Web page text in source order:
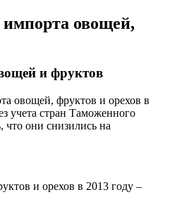
импорта овощей,
и фруктов
овощей, фруктов и орехов в
учета стран Таможенного
что они снизились на
и орехов в 2013 году –